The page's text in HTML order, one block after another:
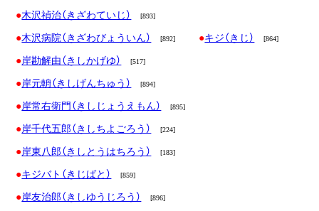
木沢禎治（きざわていじ） [893]
木沢病院（きざわびょういん） [892] キジ（きじ） [864]
岸勘解由（きしかげゆ） [517]
岸元輈（きしげんちゅう） [894]
岸常右衛門（きしじょうえもん） [895]
岸千代五郎（きしちよごろう） [224]
岸東八郎（きしとうはちろう） [183]
キジバト（きじばと） [859]
岸友治郎（きしゆうじろう） [896]